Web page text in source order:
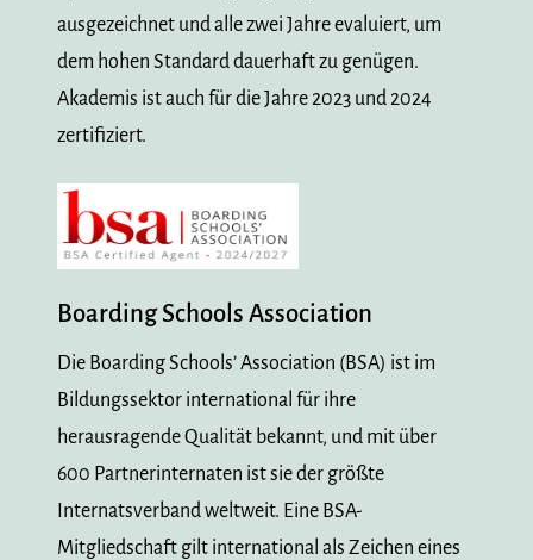
ausgezeichnet und alle zwei Jahre evaluiert, um
dem hohen Standard dauerhaft zu genügen.
Akademis ist auch für die Jahre 2023 und 2024
zertifiziert.
Boarding Schools Association
Die Boarding Schools’ Association (BSA) ist im
Bildungssektor international für ihre
herausragende Qualität bekannt, und mit über
600 Partnerinternaten ist sie der größte
Internatsverband weltweit. Eine BSA-
Mitgliedschaft gilt international als Zeichen eines